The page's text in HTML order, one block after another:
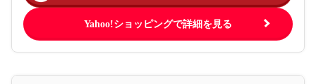
Yahoo!ショッピングで詳細を見る